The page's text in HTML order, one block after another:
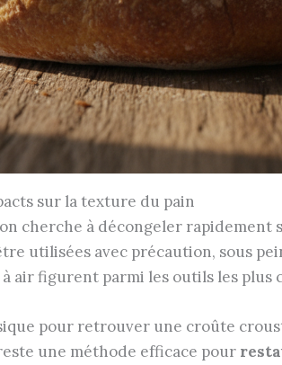
sur la texture du pain
cherche à décongeler
utilisées avec précaution, sous
air figurent parmi les outils les plus
pour retrouver une croûte
une méthode efficace pour